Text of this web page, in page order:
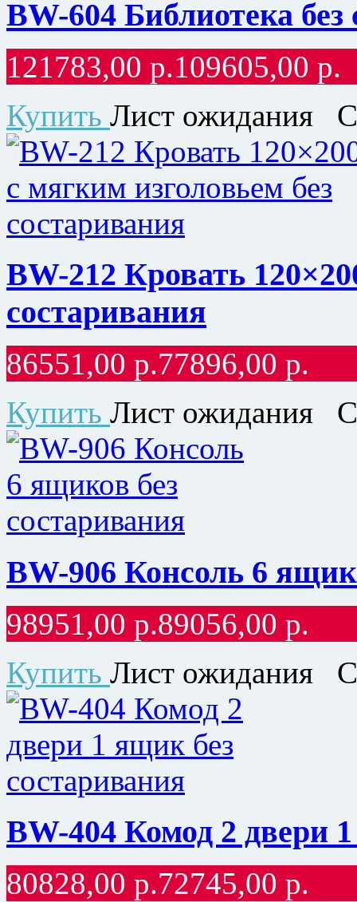
BW-604 Библиотека без
121783,00 р.109605,00 р.
Купить Лист ожидания
BW-212 Кровать
состаривания
86551,00 р.77896,00 р.
Купить Лист ожидания
BW-906 Консоль 6
98951,00 р.89056,00 р.
Купить Лист ожидания
BW-404 Комод 2 двери
80828,00 р.72745,00 р.